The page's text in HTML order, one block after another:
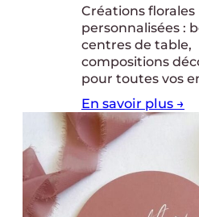
Créations florales
personnalisées :
centres de table,
compositions
pour toutes vos
En savoir plus →